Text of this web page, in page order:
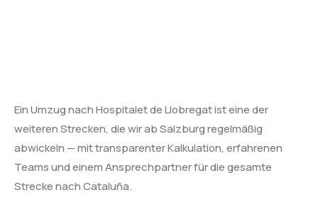
Ein Umzug nach Hospitalet de Llobregat ist eine der
weiteren Strecken, die wir ab Salzburg regelmäßig
abwickeln — mit transparenter Kalkulation, erfahrenen
Teams und einem Ansprechpartner für die gesamte
Strecke nach Cataluña.